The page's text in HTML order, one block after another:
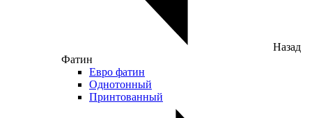
Назад
Фатин
Евро фатин
Однотонный
Принтованный